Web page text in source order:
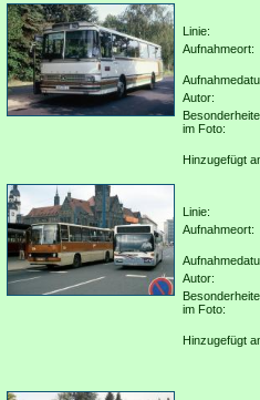
Linie:
Aufnahmeort:
Autor:
im Foto:
Hinzugefügt
Linie:
Aufnahmeort:
Autor:
im Foto:
Hinzugefügt